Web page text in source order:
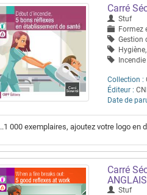
Carré
Stuf
Formez
Gestion
Collection :
Éditeur :
Date de
..1 000 exemplaires, ajoutez votre logo en
Carré
Stuf